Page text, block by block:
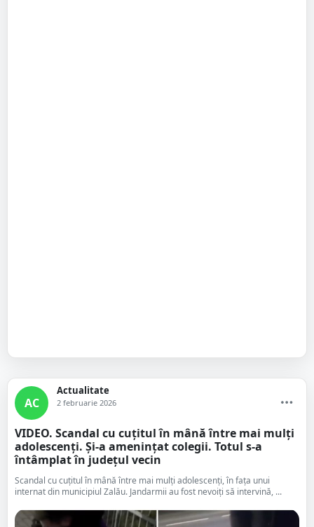
AC
Actualitate
2 februarie 2026
VIDEO. Scandal cu cuțitul în mână între mai mulți
adolescenți. Și-a amenințat colegii. Totul s-a
întâmplat în județul vecin
Scandal cu cuțitul în mână între mai mulți adolescenți, în fața unui
internat din municipiul Zalău. Jandarmii au fost nevoiți să intervină, ...